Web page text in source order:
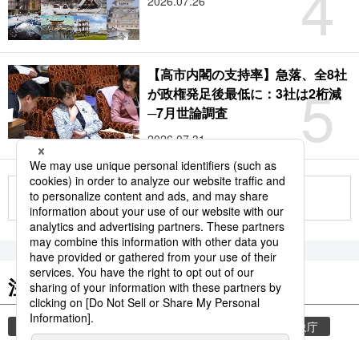
5
【高市内閣の支持率】急落、全8社
が政権発足後最低に：3社は2桁減
─7月世論調査
2026.07.31
もっと見る
注目のキーワード
共同通信ニュース 気象庁